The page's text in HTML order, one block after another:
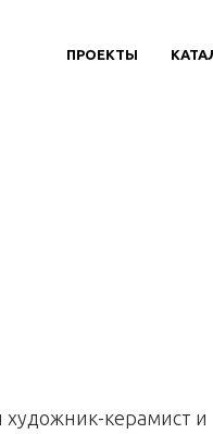
КАТАЛОГ АВТОРЫ
ПРОЕКТЫ
керамист и